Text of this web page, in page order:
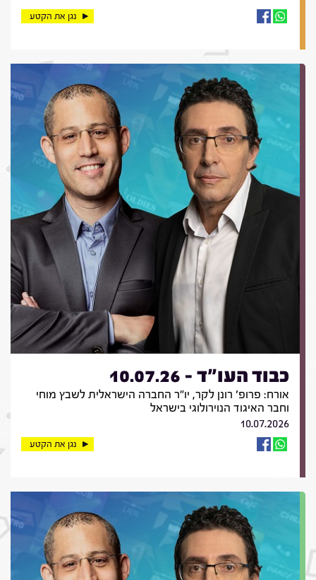
נגן את הקטע
כבוד העו"ד - 10.07.26
אורח: פרופ' רונן לקר, יו"ר החברה הישראלית לשבץ מוחי
וחבר האיגוד הנוירולוגי בישראל
10.07.2026
נגן את הקטע